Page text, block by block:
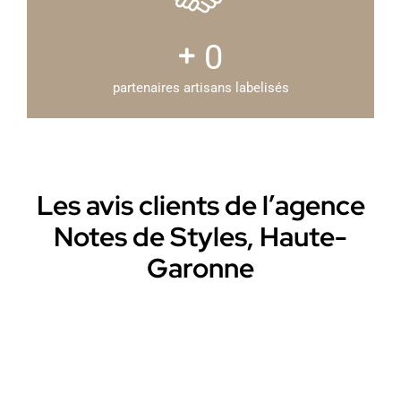
0
partenaires artisans labelisés
Les avis clients de l’agence
Notes de Styles, Haute-
Garonne